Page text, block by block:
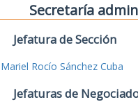
Secretaría
Jefatura de Sección
Mariel Rocío Sánchez Cuba
Jefaturas de